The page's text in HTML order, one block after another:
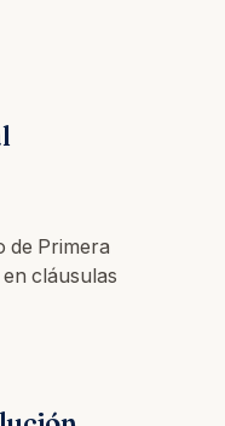
de Primera
cláusulas